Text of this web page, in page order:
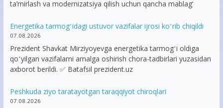
ta’mirlash va modernizatsiya qilish uchun qancha mablag‘
Energetika tarmogʻidagi ustuvor vazifalar ijrosi koʻrib chiqildi
07.08.2026
Prezident Shavkat Mirziyoyevga energetika tarmogʻi oldiga
qoʻyilgan vazifalarni amalga oshirish chora-tadbirlari yuzasidan
axborot berildi. ✅ Batafsil prezident.uz
Peshkuda ziyo taratayotgan taraqqiyot chiroqlari
07.08.2026